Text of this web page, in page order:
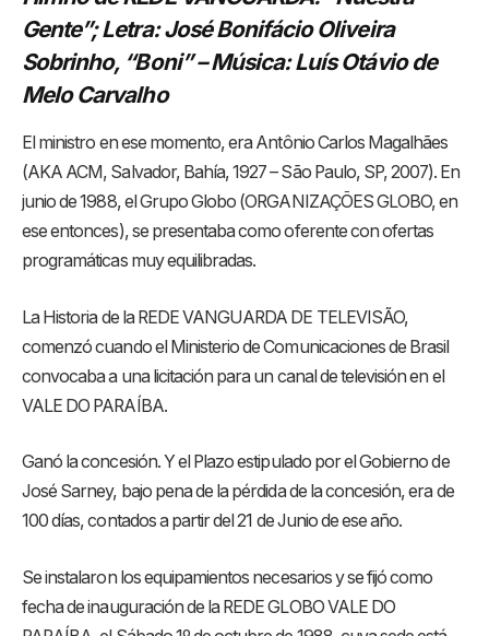
Gente”; Letra: José Bonifácio Oliveira
Sobrinho, “Boni” – Música: Luís Otávio de
Melo Carvalho
El ministro en ese momento, era Antônio Carlos Magalhães
(AKA ACM, Salvador, Bahía, 1927 – São Paulo, SP, 2007). En
junio de 1988, el Grupo Globo (ORGANIZAÇÕES GLOBO, en
ese entonces), se presentaba como oferente con ofertas
programáticas muy equilibradas.
La Historia de la REDE VANGUARDA DE TELEVISÃO,
comenzó cuando el Ministerio de Comunicaciones de Brasil
convocaba a una licitación para un canal de televisión en el
VALE DO PARAÍBA.
Ganó la concesión. Y el Plazo estipulado por el Gobierno de
José Sarney, bajo pena de la pérdida de la concesión, era de
100 días, contados a partir del 21 de Junio de ese año.
Se instalaron los equipamientos necesarios y se fijó como
fecha de inauguración de la REDE GLOBO VALE DO